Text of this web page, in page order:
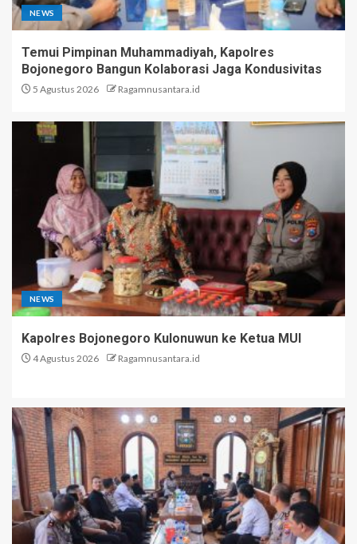
NEWS
Temui Pimpinan Muhammadiyah, Kapolres
Bojonegoro Bangun Kolaborasi Jaga Kondusivitas
5 Agustus 2026 Ragamnusantara.id
NEWS
Kapolres Bojonegoro Kulonuwun ke Ketua MUI
4 Agustus 2026 Ragamnusantara.id